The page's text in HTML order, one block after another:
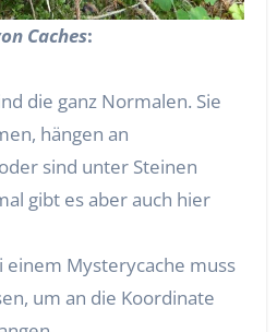
Caches:
die ganz Normalen. Sie
hängen an
sind unter Steinen
gibt es aber auch hier
einem Mysterycache muss
um an die Koordinate